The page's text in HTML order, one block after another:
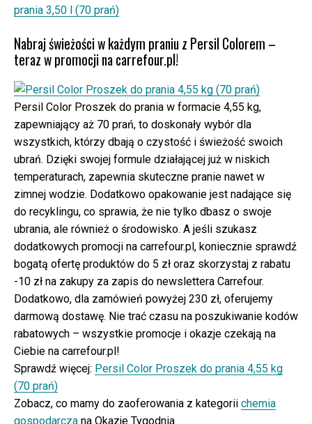
prania 3,50 l (70 prań)
Nabraj świeżości w każdym praniu z Persil Colorem –
teraz w promocji na carrefour.pl!
Persil Color Proszek do prania w formacie 4,55 kg,
zapewniający aż 70 prań, to doskonały wybór dla
wszystkich, którzy dbają o czystość i świeżość swoich
ubrań. Dzięki swojej formule działającej już w niskich
temperaturach, zapewnia skuteczne pranie nawet w
zimnej wodzie. Dodatkowo opakowanie jest nadające się
do recyklingu, co sprawia, że nie tylko dbasz o swoje
ubrania, ale również o środowisko. A jeśli szukasz
dodatkowych promocji na carrefour.pl, koniecznie sprawdź
bogatą ofertę produktów do 5 zł oraz skorzystaj z rabatu
-10 zł na zakupy za zapis do newslettera Carrefour.
Dodatkowo, dla zamówień powyżej 230 zł, oferujemy
darmową dostawę. Nie trać czasu na poszukiwanie kodów
rabatowych – wszystkie promocje i okazje czekają na
Ciebie na carrefour.pl!
Sprawdź więcej: Persil Color Proszek do prania 4,55 kg
(70 prań)
Zobacz, co mamy do zaoferowania z kategorii chemia
gospodarcza na Okazje Tygodnia